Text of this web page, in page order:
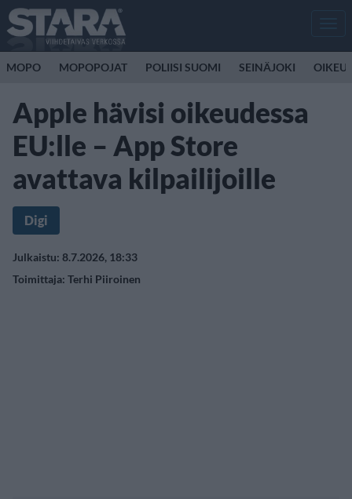
MOPO MOPOPOJAT POLIISI SUOMI SEINÄJOKI
Apple hävisi oikeudessa
EU:lle – App Store
avattava kilpailijoille
Digi
Julkaistu: 8.7.2026, 18:33
Toimittaja: Terhi Piiroinen